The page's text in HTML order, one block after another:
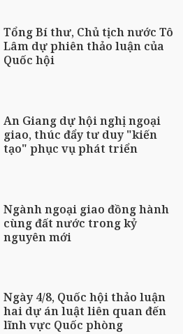
Tổng Bí thư, Chủ tịch nước Tô
Lâm dự phiên thảo luận của
Quốc hội
An Giang dự hội nghị ngoại
giao, thúc đẩy tư duy "kiến
tạo" phục vụ phát triển
Ngành ngoại giao đồng hành
cùng đất nước trong kỷ
nguyên mới
Ngày 4/8, Quốc hội thảo luận
hai dự án luật liên quan đến
lĩnh vực Quốc phòng